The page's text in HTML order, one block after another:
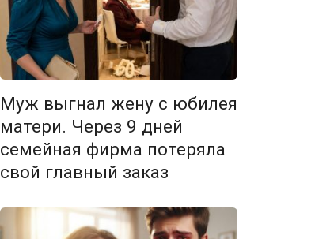
Муж выгнал жену с юбилея
матери. Через 9 дней
семейная фирма потеряла
свой главный заказ